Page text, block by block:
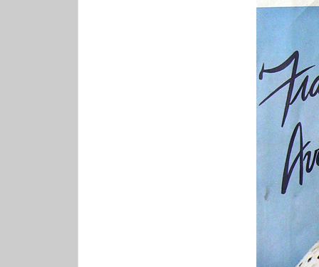
ト
ア
ラ
イ
ヴ
や
り
ま
す。
は